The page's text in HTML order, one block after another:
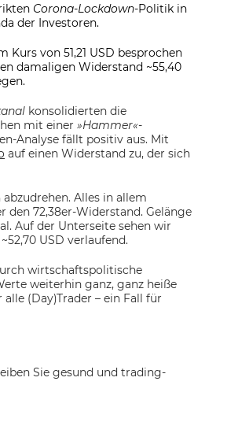
Corona-Lockdown-Politik in
der Investoren.
von 51,21 USD besprochen
damaligen Widerstand ~55,40
konsolidierten die
mit einer »Hammer«-
Analyse fällt positiv aus. Mit
auf einen Widerstand zu, der sich
Alles in allem
72,38er-Widerstand. Gelänge
Auf der Unterseite sehen wir
USD verlaufend.
wirtschaftspolitische
weiterhin ganz, ganz heiße
(Day)Trader – ein Fall für
Sie gesund und trading-